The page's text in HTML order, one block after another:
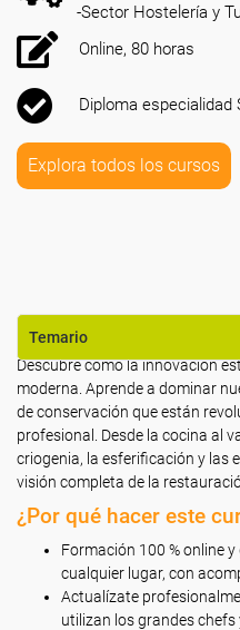
-Sector Hostelería y
Online, 80 horas
Diploma especialidad
Explora todos los cursos
Temario
Descubre cómo la innovación
moderna. Aprende a dominar
de conservación que están
profesional. Desde la cocina al
criogenia, la esferificación y las
visión completa de la
¿Por qué hacer este
Formación 100 % online
cualquier lugar, con
Actualízate
utilizan los grandes chefs